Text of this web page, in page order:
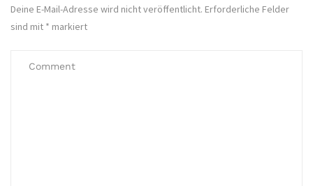
Deine E-Mail-Adresse wird nicht veröffentlicht. Erforderliche Felder
sind mit * markiert